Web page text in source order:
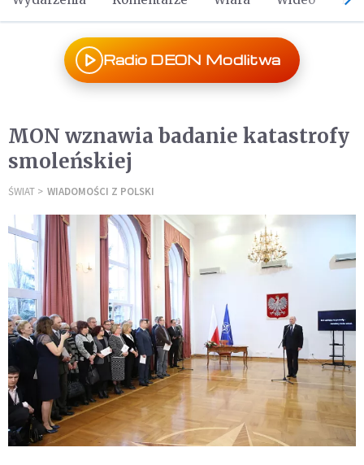
Radio DEON Modlitwa
MON wznawia badanie katastrofy
smoleńskiej
ŚWIAT WIADOMOŚCI Z POLSKI